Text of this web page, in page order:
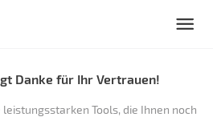
Danke für Ihr Vertrauen!
Tools, die Ihnen noch